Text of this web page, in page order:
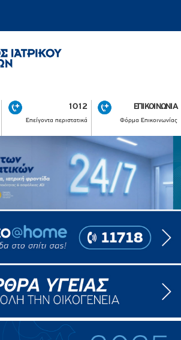
1012
Επείγοντα περιστατικά
ΕΠΙΚΟΙΝΩΝΙΑ
Φόρμα Επικοινωνίας